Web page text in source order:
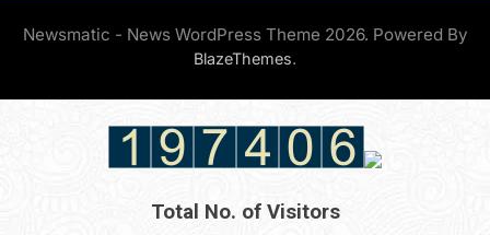
Newsmatic - News WordPress Theme 2026. Powered By
BlazeThemes.
Total No. of Visitors